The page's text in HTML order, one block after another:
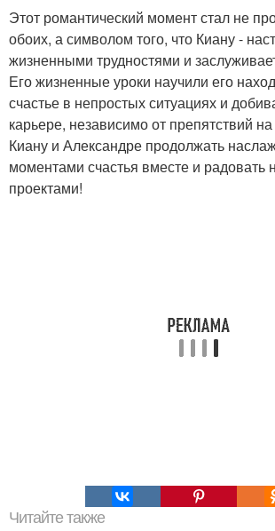
Этот романтический момент стал не
обоих, а символом того, что Киану -
жизненными трудностями и
Его жизненные уроки научили его
счастье в непростых ситуациях и
карьере, независимо от препятствий
Киану и Александре продолжать
моментами счастья вместе и радовать
проектами!
Читайте также